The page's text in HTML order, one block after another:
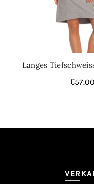
Langes
€57.00